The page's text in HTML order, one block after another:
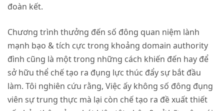
đoàn kết.
Chương trình thưởng đến số đông quan niệm lành
mạnh bạo & tích cực trong khoảng domain authority
đình cũng là một trong những cách khiến đến hay để
sở hữu thể chế tạo ra đụng lực thúc đẩy sự bắt đầu
làm. Tôi nghiên cứu rằng, Việc ấy không số đông đụng
viên sự trung thực mà lại còn chế tạo ra đề xuất thiết